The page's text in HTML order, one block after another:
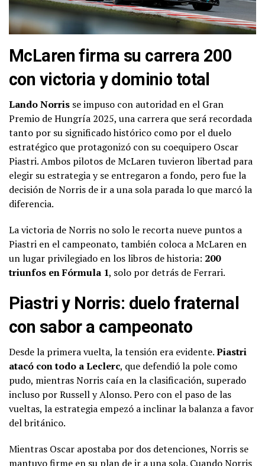
McLaren firma su carrera 200
con victoria y dominio total
Lando Norris se impuso con autoridad en el Gran
Premio de Hungría 2025, una carrera que será recordada
tanto por su significado histórico como por el duelo
estratégico que protagonizó con su coequipero Oscar
Piastri. Ambos pilotos de McLaren tuvieron libertad para
elegir su estrategia y se entregaron a fondo, pero fue la
decisión de Norris de ir a una sola parada lo que marcó la
diferencia.
La victoria de Norris no solo le recorta nueve puntos a
Piastri en el campeonato, también coloca a McLaren en
un lugar privilegiado en los libros de historia: 200
triunfos en Fórmula 1, solo por detrás de Ferrari.
Piastri y Norris: duelo fraternal
con sabor a campeonato
Desde la primera vuelta, la tensión era evidente.Piastri
atacó con todo a Leclerc, que defendió la pole como
pudo, mientras Norris caía en la clasificación, superado
incluso por Russell y Alonso. Pero con el paso de las
vueltas, la estrategia empezó a inclinar la balanza a favor
del británico.
Mientras Oscar apostaba por dos detenciones, Norris se
mantuvo firme en su plan de ir a una sola. Cuando Norris